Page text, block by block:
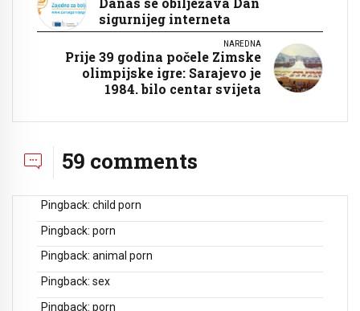
sigurnijeg interneta
NAREDNA
Prije 39 godina počele Zimske
olimpijske igre: Sarajevo je
1984. bilo centar svijeta
59 comments
Pingback: child porn
Pingback: porn
Pingback: animal porn
Pingback: sex
Pingback: porn